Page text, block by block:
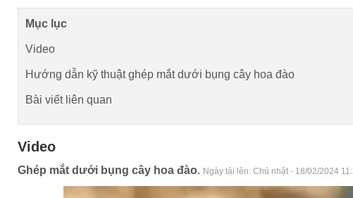
Mục lục
Video
Hướng dẫn kỹ thuật ghép mắt dưới bụng cây hoa đào
Bài viết liên quan
Video
Ghép mắt dưới bụng cây hoa đào. Ngày tải lên: Chủ nhật - 18/02/2024